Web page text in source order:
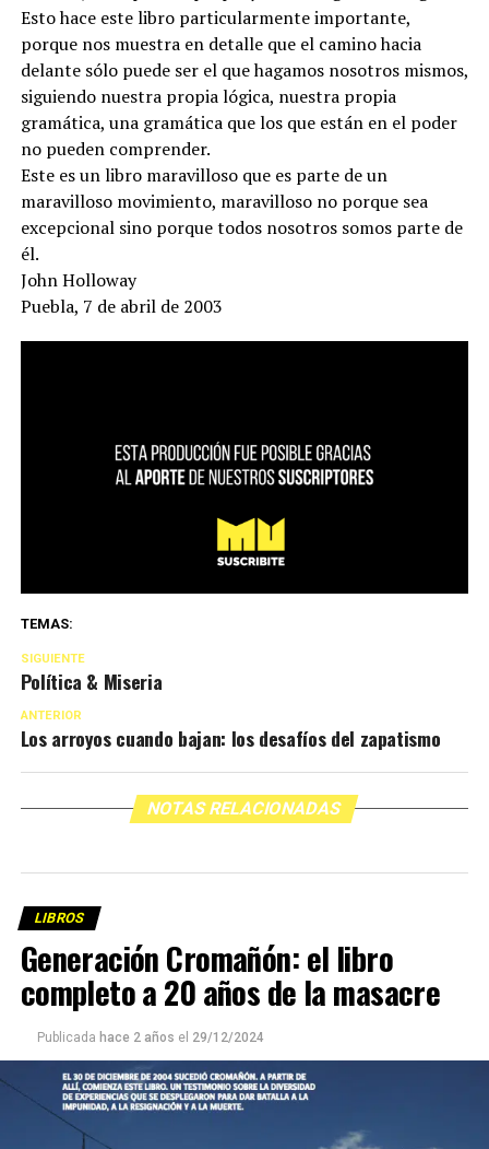
Esto hace este libro particularmente importante,
porque nos muestra en detalle que el camino hacia
delante sólo puede ser el que hagamos nosotros mismos,
siguiendo nuestra propia lógica, nuestra propia
gramática, una gramática que los que están en el poder
no pueden comprender.
Este es un libro maravilloso que es parte de un
maravilloso movimiento, maravilloso no porque sea
excepcional sino porque todos nosotros somos parte de
él.
John Holloway
Puebla, 7 de abril de 2003
TEMAS:
SIGUIENTE
Política & Miseria
ANTERIOR
Los arroyos cuando bajan: los desafíos del zapatismo
NOTAS RELACIONADAS
LIBROS
Generación Cromañón: el libro
completo a 20 años de la masacre
Publicada hace 2 años el 29/12/2024